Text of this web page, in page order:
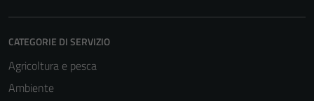
CATEGORIE DI SERVIZIO
Agricoltura e pesca
Ambiente